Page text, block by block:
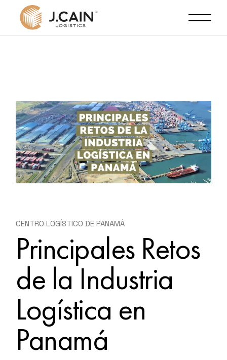
CENTRO LOGÍSTICO DE PANAMÁ
Principales Retos
de la Industria
Logística en
Panamá